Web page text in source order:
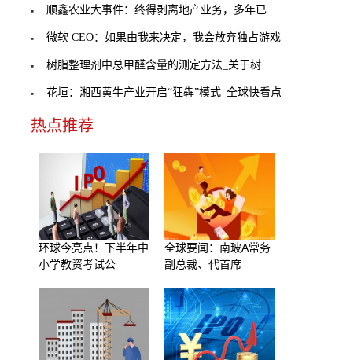
顺鑫农业大事件：终得剥离地产业务，多年已付出巨大
微软 CEO：如果由我来决定，我会放弃独占游戏
树脂整理剂中总甲醛含量的测定方法_关于树脂整理剂
花垣：湘西黄牛产业开启“狂犇”模式_全球快看点
热点推荐
环球今亮点！下半年中
小学教资考试公
全球要闻：南玻A常务
副总裁、代首席